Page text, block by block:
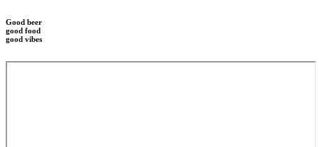
Good beer
good food
good vibes